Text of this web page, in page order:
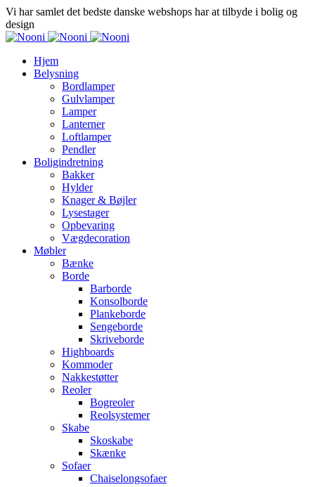
Vi har samlet det bedste danske webshops har at tilbyde i bolig og
design
Hjem
Belysning
Bordlamper
Gulvlamper
Lamper
Lanterner
Loftlamper
Pendler
Boligindretning
Bakker
Hylder
Knager & Bøjler
Lysestager
Opbevaring
Vægdecoration
Møbler
Bænke
Borde
Barborde
Konsolborde
Plankeborde
Sengeborde
Skriveborde
Highboards
Kommoder
Nakkestøtter
Reoler
Bogreoler
Reolsystemer
Skabe
Skoskabe
Skænke
Sofaer
Chaiselongsofaer